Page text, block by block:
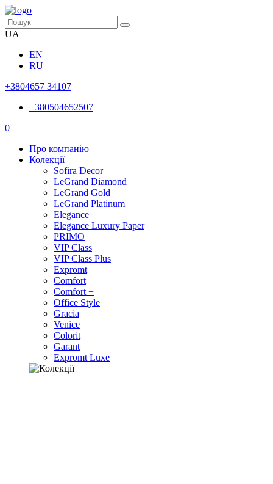
UA
EN
RU
+3804657 34107
+380504652507
0
Про компанію
Колекції
Sofira Decor
LeGrand Diamond
LeGrand Gold
LeGrand Platinum
Elegance
Elegance Luxury Paper
PRIMO
VIP Class
VIP Class Plus
Expromt
Comfort
Comfort +
Office Style
Gracia
Venice
Colorit
Garant
Expromt Luxe